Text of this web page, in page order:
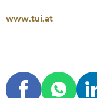
www.tui.at